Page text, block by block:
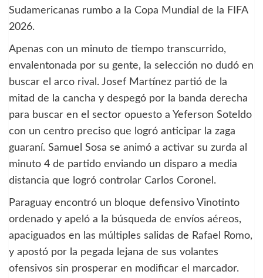
Sudamericanas rumbo a la Copa Mundial de la FIFA
2026.
Apenas con un minuto de tiempo transcurrido,
envalentonada por su gente, la selección no dudó en
buscar el arco rival. Josef Martínez partió de la
mitad de la cancha y despegó por la banda derecha
para buscar en el sector opuesto a Yeferson Soteldo
con un centro preciso que logró anticipar la zaga
guaraní. Samuel Sosa se animó a activar su zurda al
minuto 4 de partido enviando un disparo a media
distancia que logró controlar Carlos Coronel.
Paraguay encontró un bloque defensivo Vinotinto
ordenado y apeló a la búsqueda de envíos aéreos,
apaciguados en las múltiples salidas de Rafael Romo,
y apostó por la pegada lejana de sus volantes
ofensivos sin prosperar en modificar el marcador.